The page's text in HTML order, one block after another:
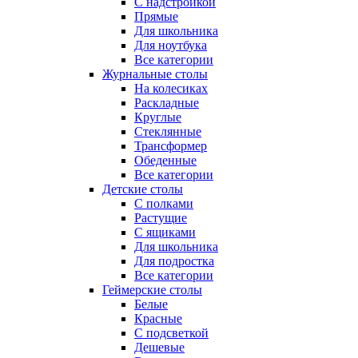
Прямые
Для школьника
Для ноутбука
Все категории
Журнальные столы
На колесиках
Раскладные
Круглые
Стеклянные
Трансформер
Обеденные
Все категории
Детские столы
С полками
Растущие
С ящиками
Для школьника
Для подростка
Все категории
Геймерские столы
Белые
Красные
С подсветкой
Дешевые